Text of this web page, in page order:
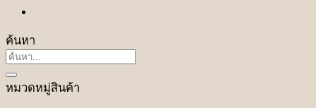
ค้นหา
ค้นหา:
หมวดหมู่สินค้า